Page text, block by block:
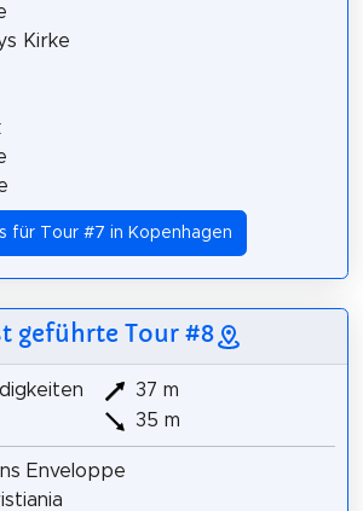
Kirke
für Tour #7 in Kopenhagen
geführte Tour #8
37 m
35 m
Enveloppe